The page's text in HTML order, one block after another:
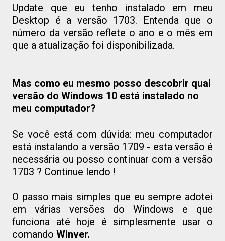
Update que eu tenho instalado em meu
Desktop é a versão 1703. Entenda que o
número da versão reflete o ano e o mês em
que a atualização foi disponibilizada.
Mas como eu mesmo posso descobrir qual
versão do Windows 10 está instalado no
meu computador?
Se você está com dúvida: meu computador
está instalando a versão 1709 - esta versão é
necessária ou posso continuar com a versão
1703 ? Continue lendo !
O passo mais simples que eu sempre adotei
em várias versões do Windows e que
funciona até hoje é simplesmente usar o
comando Winver.